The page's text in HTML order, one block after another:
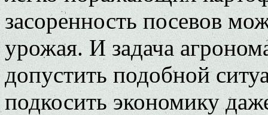
засоренность посевов
урожая. И задача
допустить подобной
подкосить экономику